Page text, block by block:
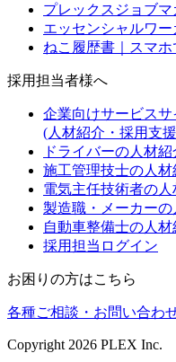
プレックスジョブマ
エッセンシャルワ
ねこ履歴書｜スマ
採用担当者様へ
企業向けサービスサ
(人材紹介・採用支
ドライバーの人材
施工管理技士の人
電気主任技術者の
製造職・メーカー
自動車整備士の人
採用担当ログイン
お困りの方はこちら
各種ご相談・お問い合わ
Copyright 2026 PLEX Inc.